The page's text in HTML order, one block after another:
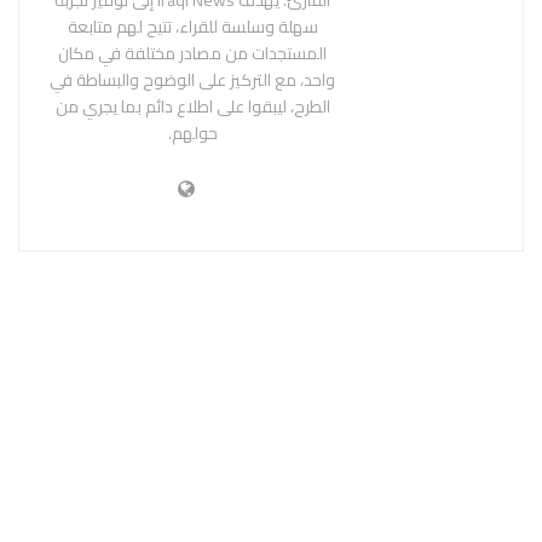
سهلة وسلسة للقراء، تتيح لهم متابعة
المستجدات من مصادر مختلفة في مكان
واحد، مع التركيز على الوضوح والبساطة في
الطرح، ليبقوا على اطلاع دائم بما يجري من
حولهم.